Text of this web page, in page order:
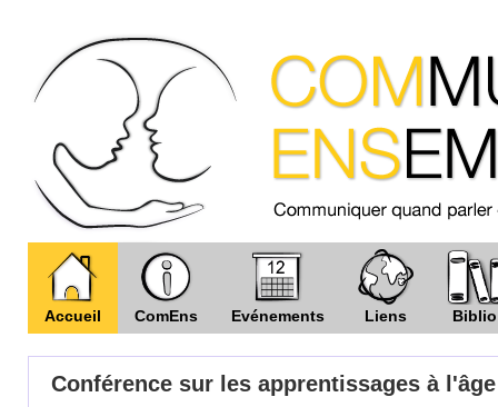
Accueil ComEns Evénements Liens Biblio
Conférence sur les apprentissages à